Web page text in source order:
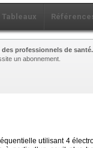
Tableaux
professionnels de santé.
un abonnement.
utilisant 4